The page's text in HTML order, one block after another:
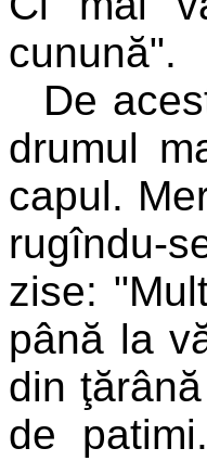
cunună".
De
drumul
capul.
rugîndu-
zise:
până la
din
de